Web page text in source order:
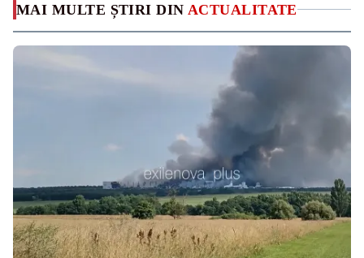
MAI MULTE ȘTIRI DIN ACTUALITATE